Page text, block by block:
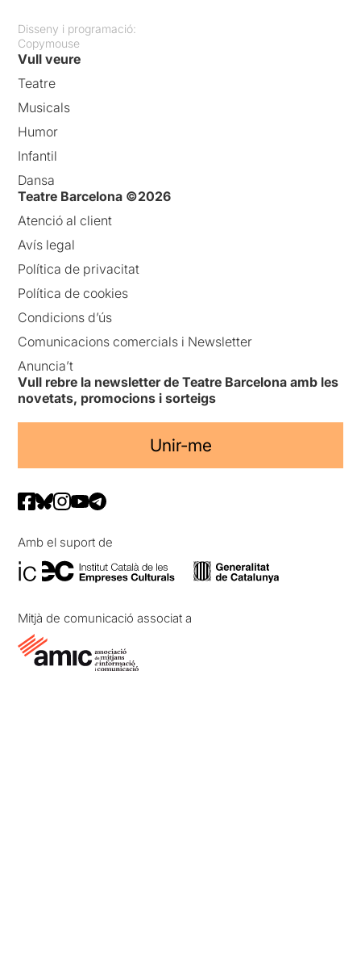
Disseny i programació:
Copymouse
Vull veure
Teatre
Musicals
Humor
Infantil
Dansa
Teatre Barcelona ©2026
Atenció al client
Avís legal
Política de privacitat
Política de cookies
Condicions d’ús
Comunicacions comercials i Newsletter
Anuncia’t
Vull rebre la newsletter de Teatre Barcelona amb les
novetats, promocions i sorteigs
Unir-me
Amb el suport de
Mitjà de comunicació associat a